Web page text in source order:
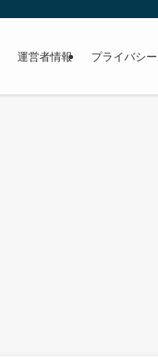
運営者情報 プライバシ